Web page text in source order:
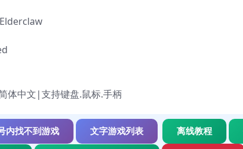
体中文|支持键盘.鼠标.手柄
内找不到游戏 文字游戏列表 离线教程